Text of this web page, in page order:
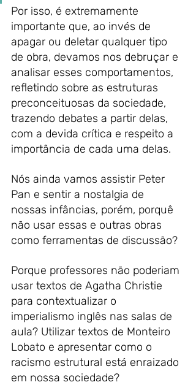
Por isso, é extremamente
importante que, ao invés de
apagar ou deletar qualquer tipo
de obra, devamos nos debruçar e
analisar esses comportamentos,
refletindo sobre as estruturas
preconceituosas da sociedade,
trazendo debates a partir delas,
com a devida crítica e respeito a
importância de cada uma delas.
Nós ainda vamos assistir Peter
Pan e sentir a nostalgia de
nossas infâncias, porém, porquê
não usar essas e outras obras
como ferramentas de discussão?
Porque professores não poderiam
usar textos de Agatha Christie
para contextualizar o
imperialismo inglês nas salas de
aula? Utilizar textos de Monteiro
Lobato e apresentar como o
racismo estrutural está enraizado
em nossa sociedade?